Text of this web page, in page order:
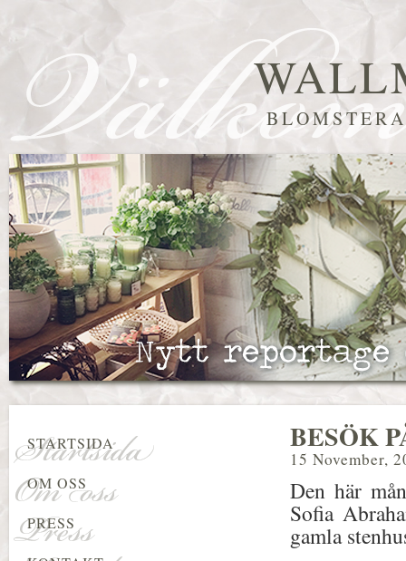
BESÖK
15 November,
Den här
Sofia
gamla
STARTSIDA
OM OSS
PRESS